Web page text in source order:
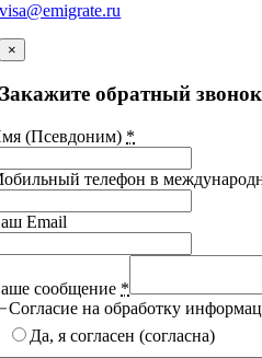
visa@emigrate.ru
×
Закажите обратный звонок
(Псевдоним) *
телефон в
Email
сообщение *
Согласие на обработку
Да, я согласен (согласна)